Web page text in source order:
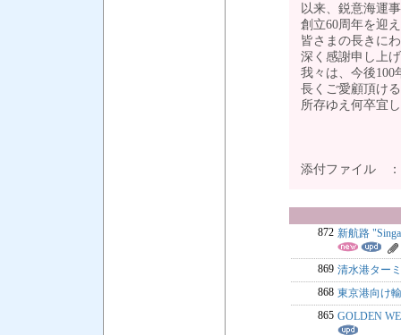
以来、鋭意海運
創立60周年を迎
皆さまの長きに
深く感謝申し上
我々は、今後100
長くご愛顧頂け
所存ゆえ何卒宜
添付ファイル
872 新航路
869 清水港ター
868 東京港向け
865 GOLDEN